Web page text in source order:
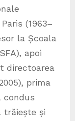
(1963–
la Școala
apoi
directoarea
prima
condus
trăiește și